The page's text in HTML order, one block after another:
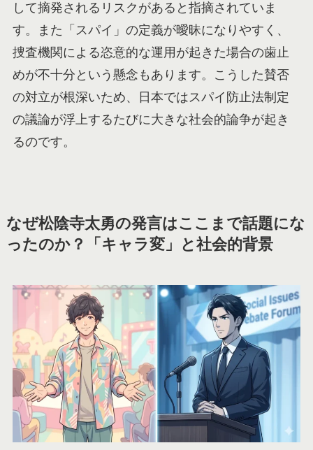
して摘発されるリスクがあると指摘されていま
す。また「スパイ」の定義が曖昧になりやすく、
捜査機関による恣意的な運用が起きた場合の歯止
めが不十分という懸念もあります。こうした賛否
の対立が根深いため、日本ではスパイ防止法制定
の議論が浮上するたびに大きな社会的論争が起き
るのです。
なぜ松陰寺太勇の発言はここまで話題にな
ったのか？「キャラ変」と社会的背景